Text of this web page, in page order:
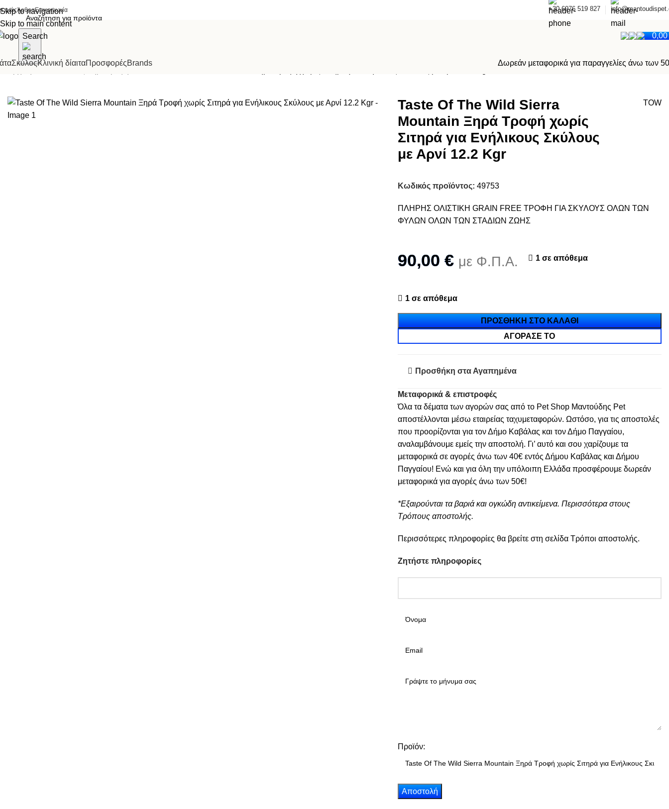
Skip to navigation
Skip to main content
εμάςΆρθραΕπικοινωνία +30 6976 519 827
Search 0,00
ΣκύλοςΚλινική δίαιταΠροσφορέςBrands
Δωρεάν μεταφορικά για παραγγελίες άνω των
Taste Of The Wild Sierra
Mountain Ξηρά Τροφή χωρίς
Σιτηρά για Ενήλικους Σκύλους
με Αρνί 12.2 Kgr
TOW
Κωδικός προϊόντος: 49753
ΠΛΗΡΗΣ ΟΛΙΣΤΙΚΗ GRAIN FREE ΤΡΟΦΗ ΓΙΑ ΣΚΥΛΟΥΣ ΟΛΩΝ ΤΩΝ
ΦΥΛΩΝ ΟΛΩΝ ΤΩΝ ΣΤΑΔΙΩΝ ΖΩΗΣ
90,00 € με Φ.Π.Α. 1 σε απόθεμα
1 σε απόθεμα
ΠΡΟΣΘΉΚΗ ΣΤΟ ΚΑΛΆΘΙ
ΑΓΌΡΑΣΈ ΤΟ
Προσθήκη στα Αγαπημένα
Μεταφορικά & επιστροφές
Όλα τα δέματα των αγορών σας από το Pet Shop Μαντούδης Pet
αποστέλλονται μέσω εταιρείας ταχυμεταφορών. Ωστόσο, για τις αποστολές
που προορίζονται για τον Δήμο Καβάλας και τον Δήμο Παγγαίου,
αναλαμβάνουμε εμείς την αποστολή. Γι’ αυτό και σου χαρίζουμε τα
μεταφορικά σε αγορές άνω των 40€ εντός Δήμου Καβάλας και Δήμου
Παγγαίου! Ενώ και για όλη την υπόλοιπη Ελλάδα προσφέρουμε δωρεάν
μεταφορικά για αγορές άνω των 50€!
*Εξαιρούνται τα βαριά και ογκώδη αντικείμενα. Περισσότερα στους
Τρόπους αποστολής.
Περισσότερες πληροφορίες θα βρείτε στη σελίδα Τρόποι αποστολής.
Ζητήστε πληροφορίες
Προϊόν: